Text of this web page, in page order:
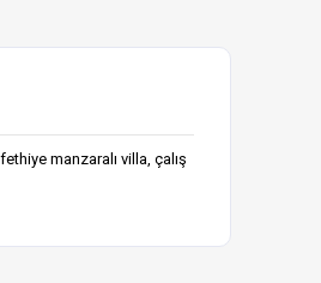
manzaralı villa, çalış